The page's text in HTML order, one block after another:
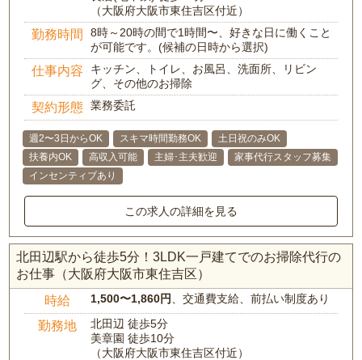
（大阪府大阪市東住吉区付近）
勤務時間
8時～20時の間で1時間〜、好きな日に働くこと
が可能です。(候補の日時から選択)
仕事内容
キッチン、トイレ、お風呂、洗面所、リビン
グ、その他のお掃除
契約形態 業務委託
週2〜3日からOK スキマ時間勤務OK
土日祝のみOK
扶養内OK
高収入可能 主婦･主夫歓迎
家事代行スタッフ募集
インセンティブあり
この求人の詳細を見る
北田辺駅から徒歩5分！3LDK一戸建てでのお掃除代行の
お仕事（大阪府大阪市東住吉区）
時給 1,500〜1,860円 、交通費支給、前払い制度あり
勤務地
北田辺 徒歩5分
美章園 徒歩10分
（大阪府大阪市東住吉区付近）